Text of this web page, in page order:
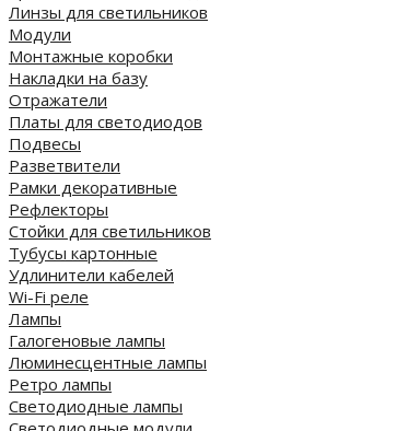
Линзы для светильников
Модули
Монтажные коробки
Накладки на базу
Отражатели
Платы для светодиодов
Подвесы
Разветвители
Рамки декоративные
Рефлекторы
Стойки для светильников
Тубусы картонные
Удлинители кабелей
Wi-Fi реле
Лампы
Галогеновые лампы
Люминесцентные лампы
Ретро лампы
Светодиодные лампы